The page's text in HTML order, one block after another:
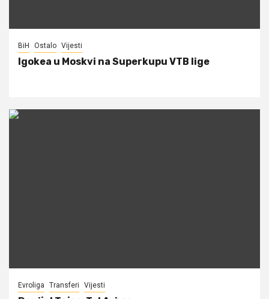
BiH Ostalo Vijesti
Igokea u Moskvi na Superkupu VTB lige
Evroliga Transferi Vijesti